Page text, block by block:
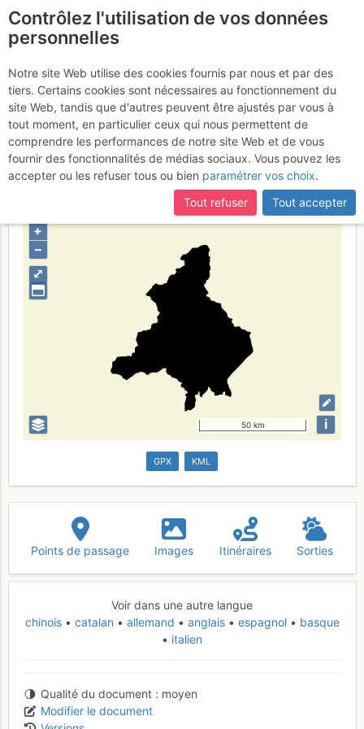
Province du
Verbano-Cusio-Ossola
Type de région limite administrative
⤢
+
–
50 km i
GPX KML
Points de passage Images Itinéraires Sorties
Voir dans une autre langue
chinois
catalan allemand anglais espagnol
basque
italien
Qualité du document
moyen
Modifier le document
Contrôlez l'utilisation de vos données
personnelles
Notre site Web utilise des cookies fournis par nous et par des
tiers. Certains cookies sont nécessaires au fonctionnement du
site Web, tandis que d'autres peuvent être ajustés par vous à
tout moment, en particulier ceux qui nous permettent de
comprendre les performances de notre site Web et de vous
fournir des fonctionnalités de médias sociaux. Vous pouvez les
accepter ou les refuser tous ou bien paramétrer vos choix.
Tout refuser
Tout accepter